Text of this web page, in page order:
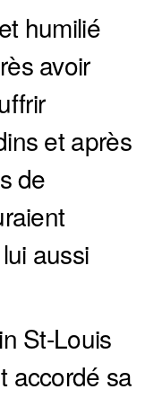
humilié
avoir
et après
de
aussi
St-Louis
accordé sa